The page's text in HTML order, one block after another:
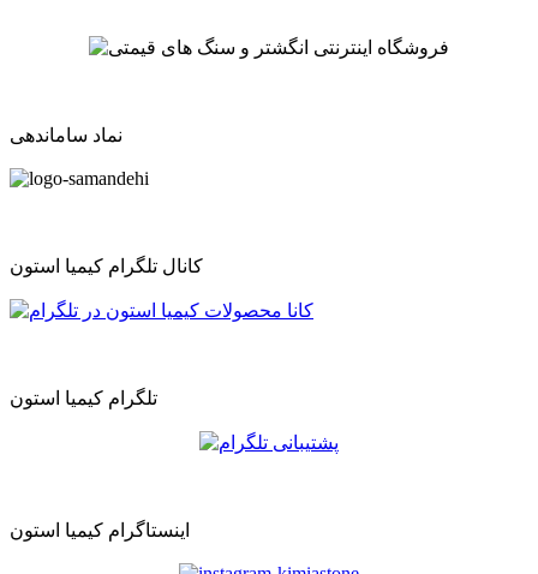
نماد ساماندهی
کانال تلگرام کیمیا استون
تلگرام کیمیا استون
اینستاگرام کیمیا استون